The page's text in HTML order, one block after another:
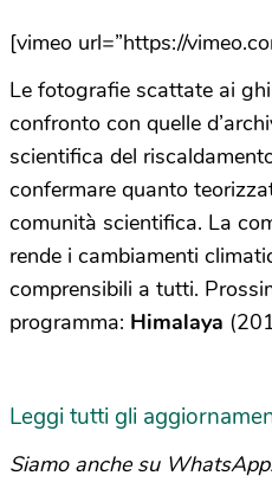
[vimeo url=”https://
Le fotografie scattate ai
confronto con quelle
scientifica del
confermare quanto
comunità scientifica. La
rende i cambiamenti
comprensibili a tutti.
programma: Himalaya
Leggi tutti gli
Siamo anche su